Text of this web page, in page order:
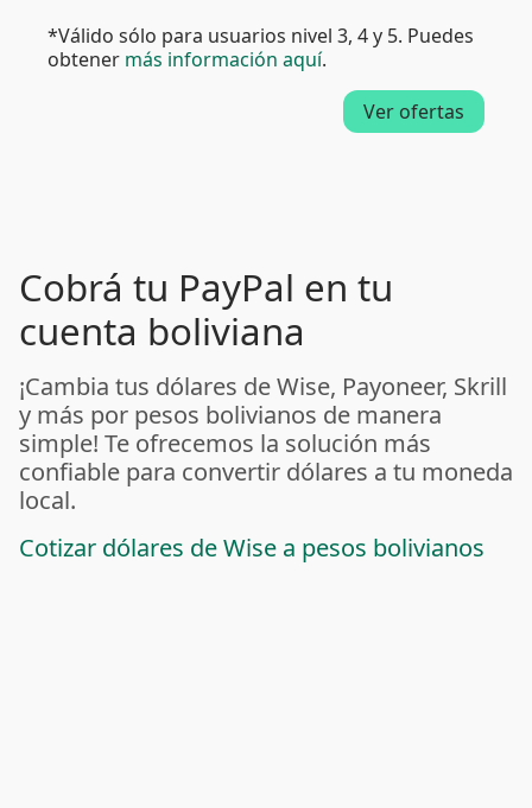
*Válido sólo para usuarios nivel 3, 4 y 5. Puedes
obtener más información aquí.
Ver ofertas
Cobrá tu PayPal en tu
cuenta boliviana
¡Cambia tus dólares de Wise, Payoneer, Skrill
y más por pesos bolivianos de manera
simple! Te ofrecemos la solución más
confiable para convertir dólares a tu moneda
local.
Cotizar dólares de Wise a pesos bolivianos